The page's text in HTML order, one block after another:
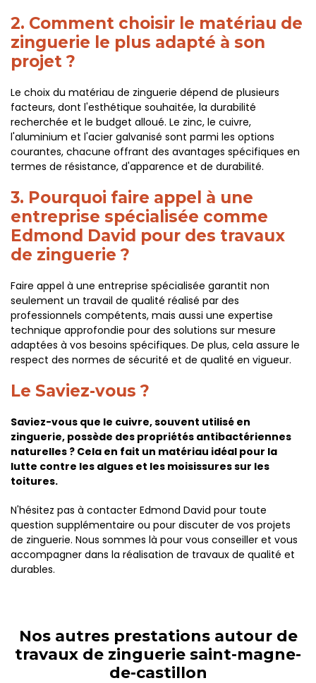
2. Comment choisir le matériau de
zinguerie le plus adapté à son
projet ?
Le choix du matériau de zinguerie dépend de plusieurs
facteurs, dont l'esthétique souhaitée, la durabilité
recherchée et le budget alloué. Le zinc, le cuivre,
l'aluminium et l'acier galvanisé sont parmi les options
courantes, chacune offrant des avantages spécifiques en
termes de résistance, d'apparence et de durabilité.
3. Pourquoi faire appel à une
entreprise spécialisée comme
Edmond David pour des travaux
de zinguerie ?
Faire appel à une entreprise spécialisée garantit non
seulement un travail de qualité réalisé par des
professionnels compétents, mais aussi une expertise
technique approfondie pour des solutions sur mesure
adaptées à vos besoins spécifiques. De plus, cela assure le
respect des normes de sécurité et de qualité en vigueur.
Le Saviez-vous ?
Saviez-vous que le cuivre, souvent utilisé en
zinguerie, possède des propriétés antibactériennes
naturelles ? Cela en fait un matériau idéal pour la
lutte contre les algues et les moisissures sur les
toitures.
N'hésitez pas à contacter Edmond David pour toute
question supplémentaire ou pour discuter de vos projets
de zinguerie. Nous sommes là pour vous conseiller et vous
accompagner dans la réalisation de travaux de qualité et
durables.
Nos autres prestations autour de
travaux de zinguerie saint-magne-
de-castillon